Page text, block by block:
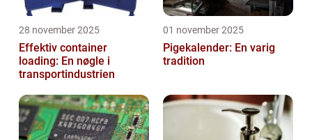
28 november 2025
Effektiv container
loading: En nøgle i
transportindustrien
01 november 2025
Pigekalender: En varig
tradition